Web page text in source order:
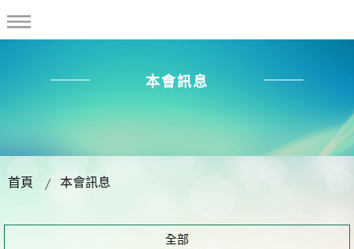
本會訊息
首頁 本會訊息
全部